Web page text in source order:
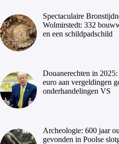
Spectaculaire
Wolmirstedt: 332
en een schildpadschild
Douanerechten in
euro aan vergeldingen
onderhandelingen VS
Archeologie: 600 jaar
gevonden in Poolse